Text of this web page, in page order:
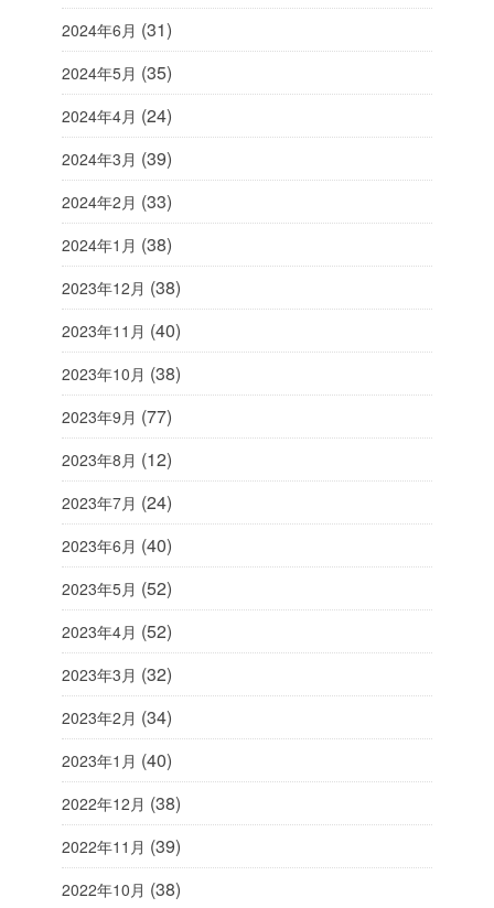
2024年6月 (31)
2024年5月 (35)
2024年4月 (24)
2024年3月 (39)
2024年2月 (33)
2024年1月 (38)
2023年12月 (38)
2023年11月 (40)
2023年10月 (38)
2023年9月 (77)
2023年8月 (12)
2023年7月 (24)
2023年6月 (40)
2023年5月 (52)
2023年4月 (52)
2023年3月 (32)
2023年2月 (34)
2023年1月 (40)
2022年12月 (38)
2022年11月 (39)
2022年10月 (38)